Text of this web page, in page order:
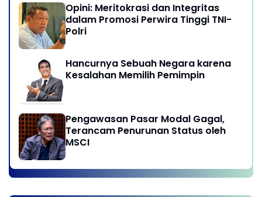
Opini: Meritokrasi dan Integritas
dalam Promosi Perwira Tinggi TNI-
Polri
Hancurnya Sebuah Negara karena
Kesalahan Memilih Pemimpin
Pengawasan Pasar Modal Gagal,
Terancam Penurunan Status oleh
MSCI